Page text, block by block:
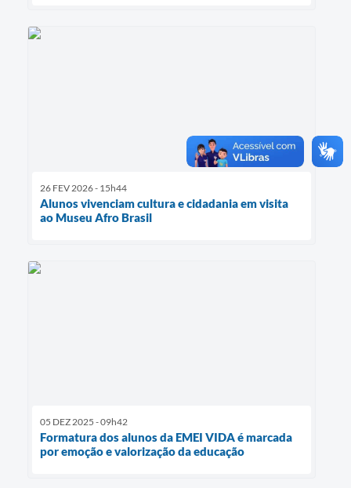
26 FEV 2026 - 15h44
Alunos vivenciam cultura e cidadania em visita
ao Museu Afro Brasil
05 DEZ 2025 - 09h42
Formatura dos alunos da EMEI VIDA é marcada
por emoção e valorização da educação